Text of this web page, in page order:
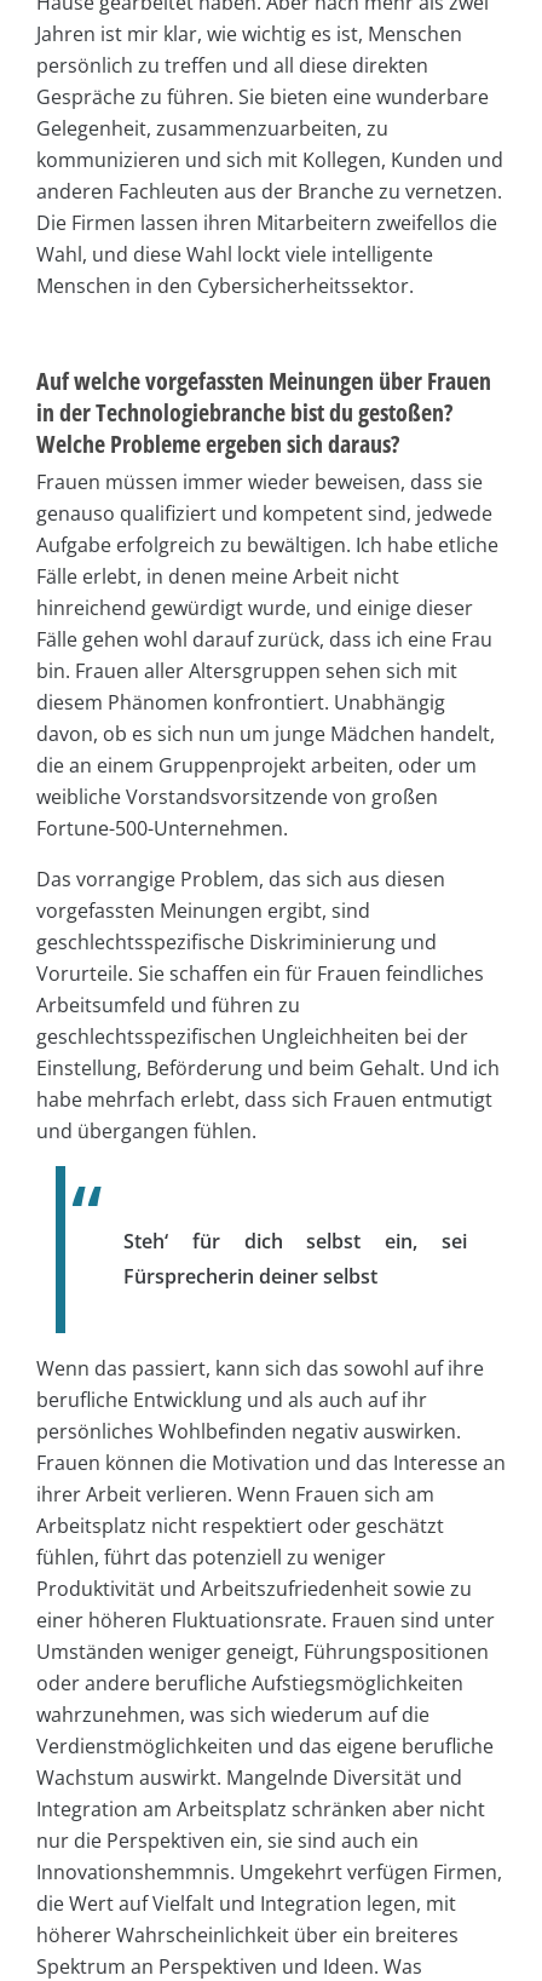
Jahren ist mir klar, wie wichtig es ist, Menschen
persönlich zu treffen und all diese direkten
Gespräche zu führen. Sie bieten eine wunderbare
Gelegenheit, zusammenzuarbeiten, zu
kommunizieren und sich mit Kollegen, Kunden und
anderen Fachleuten aus der Branche zu vernetzen.
Die Firmen lassen ihren Mitarbeitern zweifellos die
Wahl, und diese Wahl lockt viele intelligente
Menschen in den Cybersicherheitssektor.
Auf welche vorgefassten Meinungen über Frauen
in der Technologiebranche bist du gestoßen?
Welche Probleme ergeben sich daraus?
Frauen müssen immer wieder beweisen, dass sie
genauso qualifiziert und kompetent sind, jedwede
Aufgabe erfolgreich zu bewältigen. Ich habe etliche
Fälle erlebt, in denen meine Arbeit nicht
hinreichend gewürdigt wurde, und einige dieser
Fälle gehen wohl darauf zurück, dass ich eine Frau
bin. Frauen aller Altersgruppen sehen sich mit
diesem Phänomen konfrontiert. Unabhängig
davon, ob es sich nun um junge Mädchen handelt,
die an einem Gruppenprojekt arbeiten, oder um
weibliche Vorstandsvorsitzende von großen
Fortune-500-Unternehmen.
Das vorrangige Problem, das sich aus diesen
vorgefassten Meinungen ergibt, sind
geschlechtsspezifische Diskriminierung und
Vorurteile. Sie schaffen ein für Frauen feindliches
Arbeitsumfeld und führen zu
geschlechtsspezifischen Ungleichheiten bei der
Einstellung, Beförderung und beim Gehalt. Und ich
habe mehrfach erlebt, dass sich Frauen entmutigt
und übergangen fühlen.
Steh‘ für dich selbst ein, sei
Fürsprecherin deiner selbst
Wenn das passiert, kann sich das sowohl auf ihre
berufliche Entwicklung und als auch auf ihr
persönliches Wohlbefinden negativ auswirken.
Frauen können die Motivation und das Interesse an
ihrer Arbeit verlieren. Wenn Frauen sich am
Arbeitsplatz nicht respektiert oder geschätzt
fühlen, führt das potenziell zu weniger
Produktivität und Arbeitszufriedenheit sowie zu
einer höheren Fluktuationsrate. Frauen sind unter
Umständen weniger geneigt, Führungspositionen
oder andere berufliche Aufstiegsmöglichkeiten
wahrzunehmen, was sich wiederum auf die
Verdienstmöglichkeiten und das eigene berufliche
Wachstum auswirkt. Mangelnde Diversität und
Integration am Arbeitsplatz schränken aber nicht
nur die Perspektiven ein, sie sind auch ein
Innovationshemmnis. Umgekehrt verfügen Firmen,
die Wert auf Vielfalt und Integration legen, mit
höherer Wahrscheinlichkeit über ein breiteres
Spektrum an Perspektiven und Ideen. Was